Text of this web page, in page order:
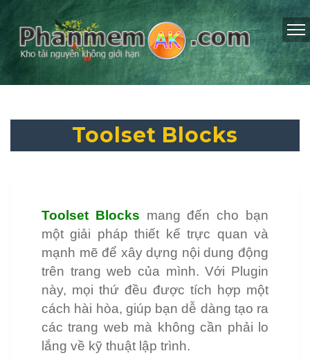
Toolset Blocks
Toolset Blocks mang đến cho bạn
một giải pháp thiết kế trực quan và
mạnh mẽ để xây dựng nội dung động
trên trang web của mình. Với Plugin
này, mọi thứ đều được tích hợp một
cách hài hòa, giúp bạn dễ dàng tạo ra
các trang web mà không cần phải lo
lắng về kỹ thuật lập trình.